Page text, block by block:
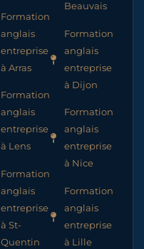
Formation
anglais
entreprise
à Arras
Formation
anglais
entreprise
à Lens
Formation
anglais
entreprise
à St-
Quentin
Beauvais
Formation
anglais
entreprise
à Dijon
Formation
anglais
entreprise
à Nice
Formation
anglais
entreprise
à Lille